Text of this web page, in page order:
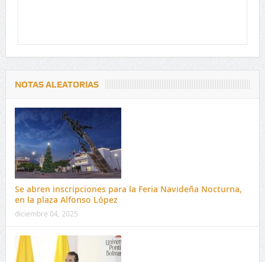
NOTAS ALEATORIAS
Se abren inscripciones para la Feria Navideña Nocturna,
en la plaza Alfonso López
diciembre 04, 2025